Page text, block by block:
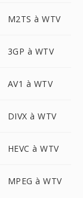
M2TS à WTV
3GP à WTV
AV1 à WTV
DIVX à WTV
HEVC à WTV
MPEG à WTV